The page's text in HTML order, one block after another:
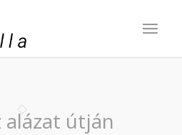
alázat útján